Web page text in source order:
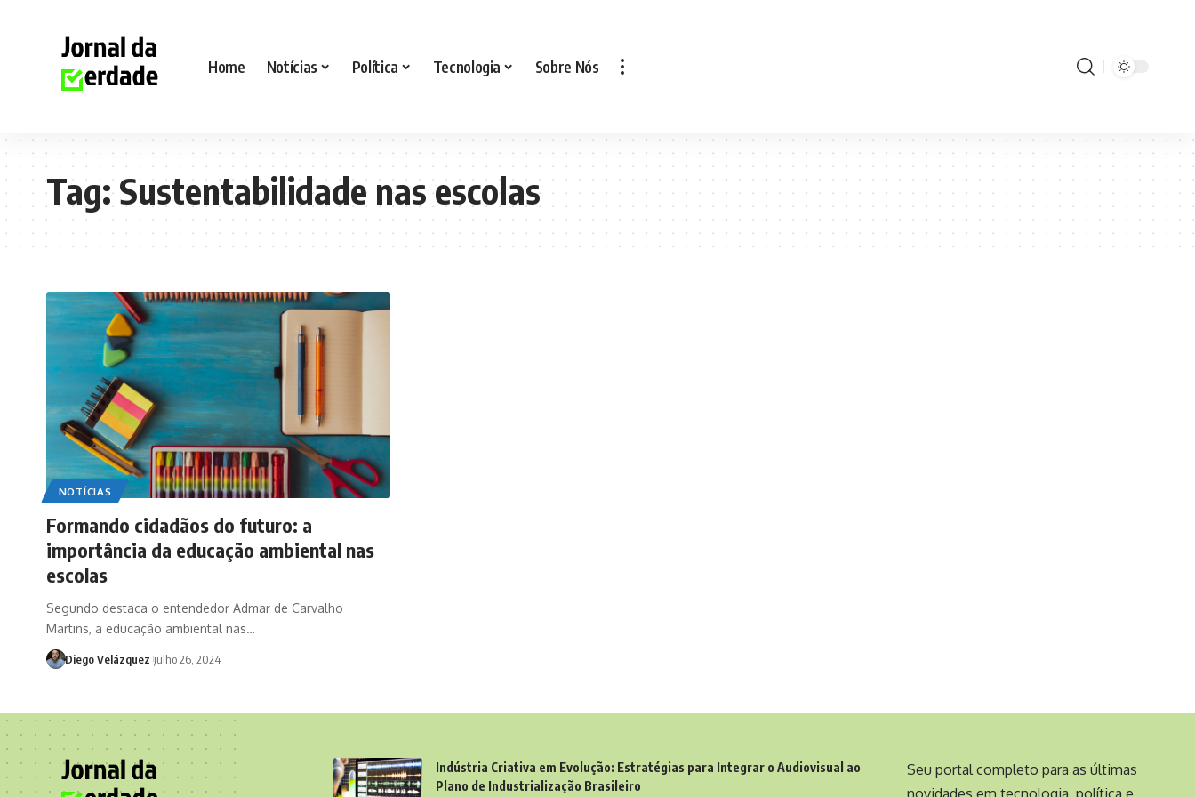
Home Notícias Política Tecnologia Sobre Nós
Tag:Sustentabilidade nas escolas
NOTÍCIAS
Formando cidadãos do futuro: a
importância da educação ambiental nas
escolas
Segundo destaca o entendedor Admar de Carvalho
Martins, a educação ambiental nas…
Diego Velázquez julho 26, 2024
Indústria Criativa em Evolução: Estratégias para Integrar o Audiovisual ao
Plano de Industrialização Brasileiro
Seu portal completo para as últimas
novidades em tecnologia, política e